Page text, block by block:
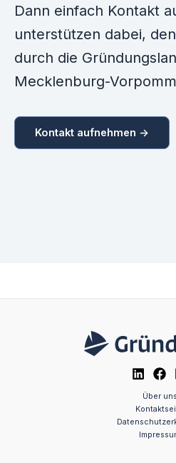
Dann einfach Kontakt
unterstützen dabei,
durch die
Mecklenburg-
Kontakt aufnehmen ->
Über uns